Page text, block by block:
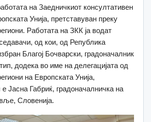
на Заедничкиот консултативен
Унија, претставуван преку
Работата на ЗКК ја водат
од кои, од Република
Благој Бочварски, градоначалник
додека во име на делегацијата од
на Европската Унија,
е Јасна Габриќ, градоначалничка на
Словенија.